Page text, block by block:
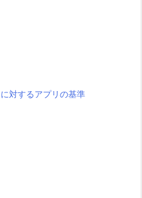
対するアプリの基準